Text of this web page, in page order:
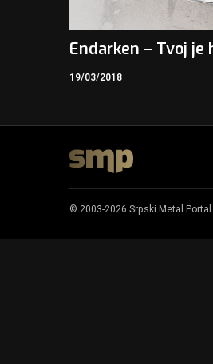
Endarken – Tvoj
19/03/2018
© 2003-2026 Srpski Metal